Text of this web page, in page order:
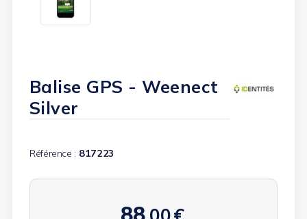
Balise GPS - Weenect
Silver
Référence : 817223